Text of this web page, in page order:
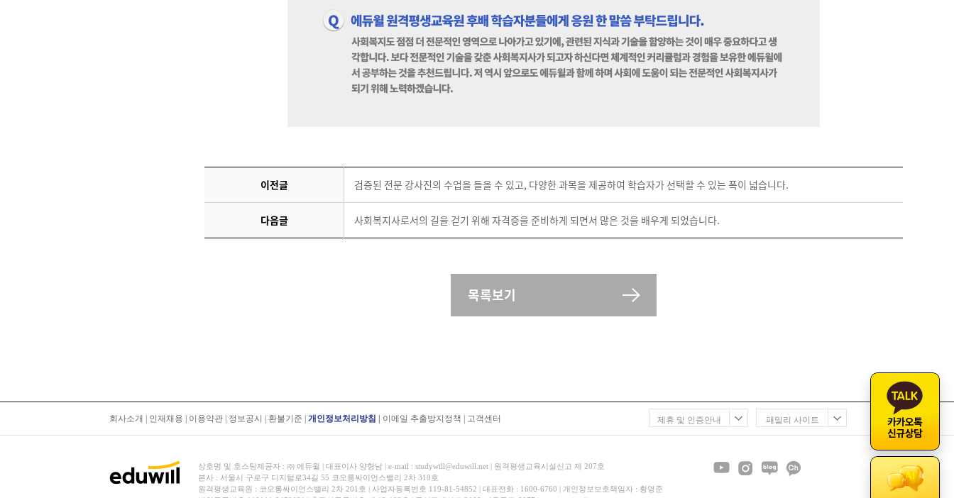
이전글 검증된 전문 강사진의 수업을 들을 수 있고, 다양한 과목을 제공하여 학습자가 선택할 수 있는 폭이 넓습니다.
다음글 사회복지사로서의 길을 걷기 위해 자격증을 준비하게 되면서 많은 것을 배우게 되었습니다.
목록보기
회사소개 인재채용 이용약관 정보공시 환불기준 개인정보처리방침 이메일 추출방지정책 고객센터
상호명 및 호스팅제공자 : ㈜ 에듀윌 | 대표이사 양형남 | e-mail : studywill@eduwill.net | 원격평생교육시설신고 제 207호
본사 : 서울시 구로구 디지털로34길 55 코오롱싸이언스밸리 2차 310호
원격평생교육원 : 코오롱싸이언스밸리 2차 201호 | 사업자등록번호 119-81-54852 | 대표전화 : 1600-6760 | 개인정보보호책임자 : 황영준
패밀리 사이트
제휴 및 인증안내